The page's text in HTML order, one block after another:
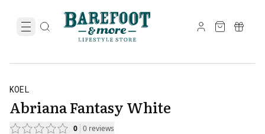
KOEL
Abriana Fantasy White
0 0 reviews